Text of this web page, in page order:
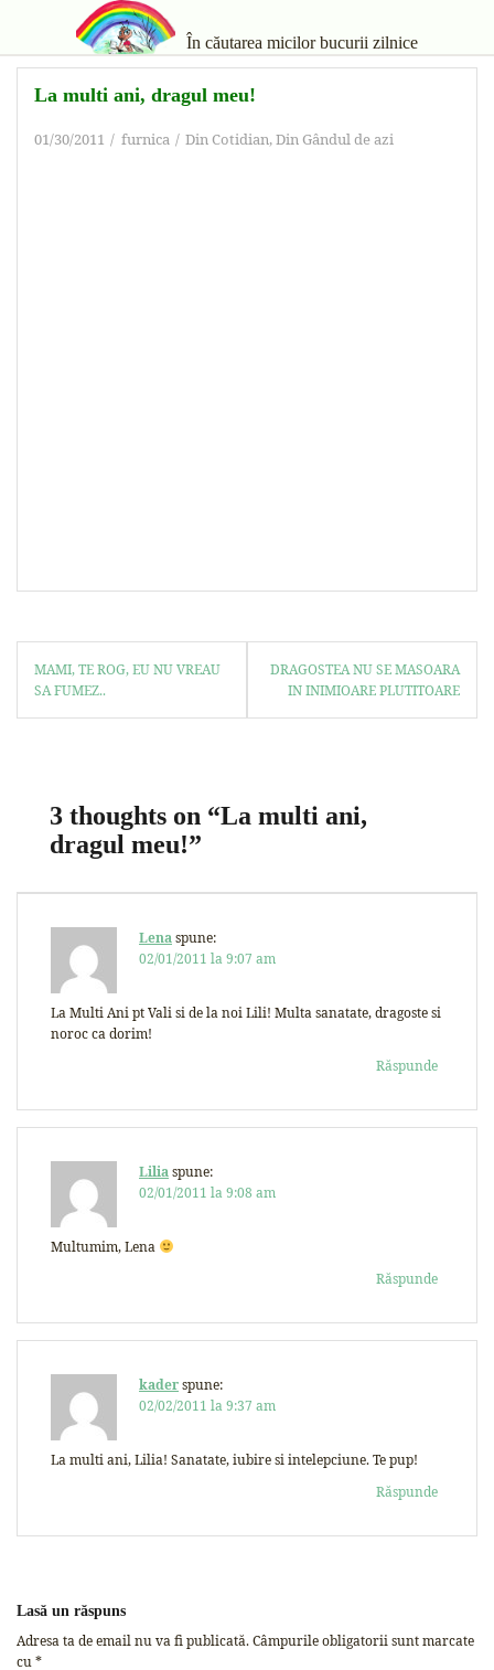
În căutarea micilor bucurii zilnice
La multi ani, dragul meu!
01/30/2011 furnica Din Cotidian,Din Gândul de azi
MAMI, TE ROG, EU NU VREAU
SA FUMEZ..
DRAGOSTEA NU SE MASOARA
IN INIMIOARE PLUTITOARE
3 thoughts on “La multi ani,
dragul meu!”
Lenaspune:
02/01/2011 la 9:07 am
La Multi Ani pt Vali si de la noi Lili! Multa sanatate, dragoste si
noroc ca dorim!
Răspunde
Liliaspune:
02/01/2011 la 9:08 am
Multumim, Lena
Răspunde
kaderspune:
02/02/2011 la 9:37 am
La multi ani, Lilia! Sanatate, iubire si intelepciune. Te pup!
Răspunde
Lasă un răspuns
Adresa ta de email nu va fi publicată.Câmpurile obligatorii sunt marcate
cu*